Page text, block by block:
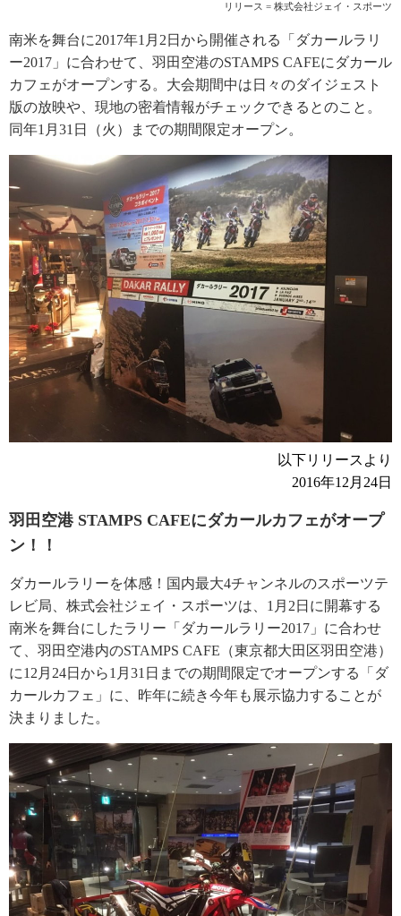
リリース = 株式会社ジェイ・スポーツ
南米を舞台に2017年1月2日から開催される「ダカールラリ
ー2017」に合わせて、羽田空港のSTAMPS CAFEにダカール
カフェがオープンする。大会期間中は日々のダイジェスト
版の放映や、現地の密着情報がチェックできるとのこと。
同年1月31日（火）までの期間限定オープン。
以下リリースより
2016年12月24日
羽田空港 STAMPS CAFEにダカールカフェがオープ
ン！！
ダカールラリーを体感！国内最大4チャンネルのスポーツテ
レビ局、株式会社ジェイ・スポーツは、1月2日に開幕する
南米を舞台にしたラリー「ダカールラリー2017」に合わせ
て、羽田空港内のSTAMPS CAFE（東京都大田区羽田空港）
に12月24日から1月31日までの期間限定でオープンする「ダ
カールカフェ」に、昨年に続き今年も展示協力することが
決まりました。